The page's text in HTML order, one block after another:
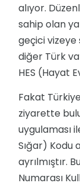
alıyor.
sahip olan
geçici vizeye
diğer Türk
HES (Hayat
Fakat
ziyarette
uygulaması
Sığar)
ayrılmıştır.
Numarası